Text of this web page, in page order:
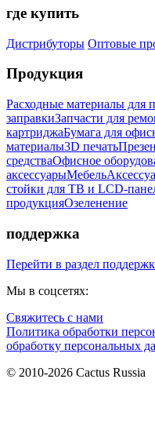
где купить
Дистрибуторы Оптовые
Продукция
Расходные материалы для
заправкиЗапчасти для
картриджаБумага для
материалы3D печать
средстваОфисное
аксессуарыМебель
стойки для ТВ и LCD-
продукцияОзеленение
поддержка
Перейти в раздел
Мы в соцсетях:
Свяжитесь с нами
Политика обработки
обработку персональных
© 2010-2026 Cactus Russia